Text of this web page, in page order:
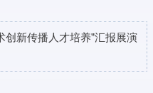
新传播人才培养”汇报展演